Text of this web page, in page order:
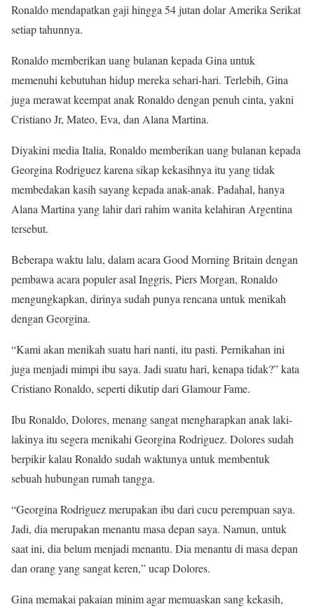
Ronaldo mendapatkan gaji hingga 54 jutan dolar Amerika Serikat
setiap tahunnya.
Ronaldo memberikan uang bulanan kepada Gina untuk
memenuhi kebutuhan hidup mereka sehari-hari. Terlebih, Gina
juga merawat keempat anak Ronaldo dengan penuh cinta, yakni
Cristiano Jr, Mateo, Eva, dan Alana Martina.
Diyakini media Italia, Ronaldo memberikan uang bulanan kepada
Georgina Rodriguez karena sikap kekasihnya itu yang tidak
membedakan kasih sayang kepada anak-anak. Padahal, hanya
Alana Martina yang lahir dari rahim wanita kelahiran Argentina
tersebut.
Beberapa waktu lalu, dalam acara Good Morning Britain dengan
pembawa acara populer asal Inggris, Piers Morgan, Ronaldo
mengungkapkan, dirinya sudah punya rencana untuk menikah
dengan Georgina.
“Kami akan menikah suatu hari nanti, itu pasti. Pernikahan ini
juga menjadi mimpi ibu saya. Jadi suatu hari, kenapa tidak?” kata
Cristiano Ronaldo, seperti dikutip dari Glamour Fame.
Ibu Ronaldo, Dolores, menang sangat mengharapkan anak laki-
lakinya itu segera menikahi Georgina Rodriguez. Dolores sudah
berpikir kalau Ronaldo sudah waktunya untuk membentuk
sebuah hubungan rumah tangga.
“Georgina Rodriguez merupakan ibu dari cucu perempuan saya.
Jadi, dia merupakan menantu masa depan saya. Namun, untuk
saat ini, dia belum menjadi menantu. Dia menantu di masa depan
dan orang yang sangat keren,” ucap Dolores.
Gina memakai pakaian minim agar memuaskan sang kekasih,